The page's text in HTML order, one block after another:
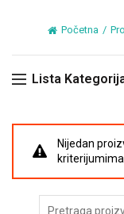
Početna
Lista
Nijedan
kriterijumima.